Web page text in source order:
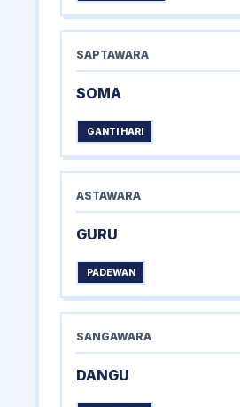
SAPTAWARA
SOMA
GANTI HARI
ASTAWARA
GURU
PADEWAN
SANGAWARA
DANGU